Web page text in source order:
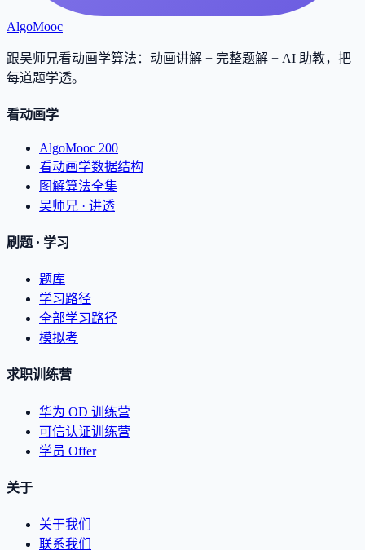
AlgoMooc
跟吴师兄看动画学算法：动画讲解 + 完整题解 + AI 助教，把
每道题学透。
看动画学
AlgoMooc 200
看动画学数据结构
图解算法全集
吴师兄 · 讲透
刷题 · 学习
题库
学习路径
全部学习路径
模拟考
求职训练营
华为 OD 训练营
可信认证训练营
学员 Offer
关于
关于我们
联系我们